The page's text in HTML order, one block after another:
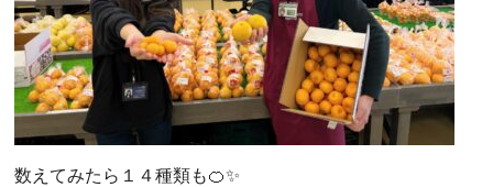
数えてみたら１４種類も🍊✨